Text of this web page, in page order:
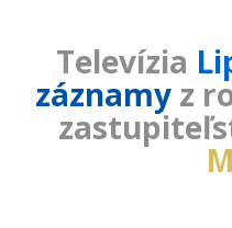
Televízia
záznamy z